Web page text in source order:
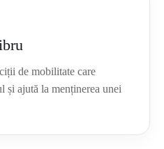
de mobilitate care
și ajută la menținerea unei